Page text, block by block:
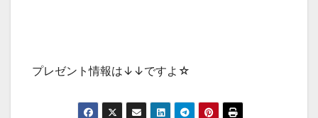
プレゼント情報は↓↓ですよ☆